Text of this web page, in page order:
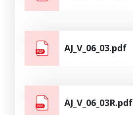
AJ_V_06_03.pdf
AJ_V_06_03R.pdf